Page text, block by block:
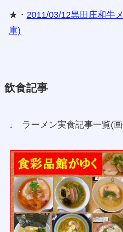
★・ 2011/03/12黒田庄和牛
庫)
飲食記事
↓ ラーメン実食記事一覧(